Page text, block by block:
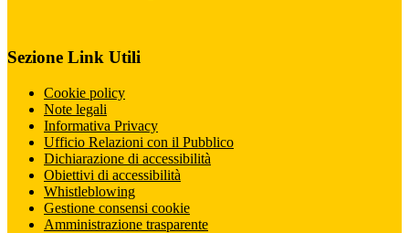
Sezione Link Utili
Cookie policy
Note legali
Informativa Privacy
Ufficio Relazioni con il Pubblico
Dichiarazione di accessibilità
Obiettivi di accessibilità
Whistleblowing
Gestione consensi cookie
Amministrazione trasparente